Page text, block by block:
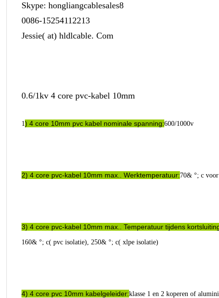
Skype: hongliangcablesales8
0086-15254112213
Jessie( at) hldlcable. Com
0.6/1kv 4 core pvc-kabel 10mm
1) 4 core 10mm pvc kabel nominale spanning:600/1000v
2) 4 core pvc-kabel 10mm max.. Werktemperatuur:70& °; c
3) 4 core pvc-kabel 10mm max.. Temperatuur tijdens
160& °; c( pvc isolatie), 250& °; c( xlpe isolatie)
4) 4 core pvc 10mm kabelgeleider:klasse 1 en 2 koperen of